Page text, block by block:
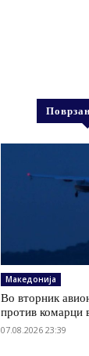
Македонија
Во вторник
против комарци
07.08.2026 23:39